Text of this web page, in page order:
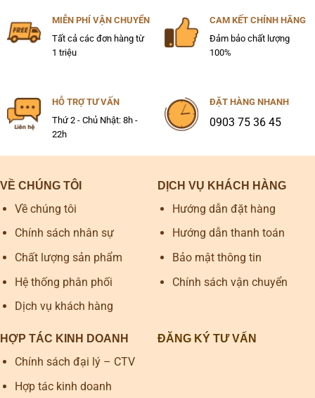
MIỄN PHÍ VẬN CHUYỂN
Tất cả các đơn hàng từ
1 triệu
CAM KẾT CHÍNH HÃNG
Đảm bảo chất lượng
100%
HỖ TRỢ TƯ VẤN
Thứ 2 - Chủ Nhật: 8h -
22h
ĐẶT HÀNG NHANH
0903 75 36 45
VỀ CHÚNG TÔI
Về chúng tôi
Chính sách nhân sự
Chất lượng sản phẩm
Hệ thống phân phối
Dịch vụ khách hàng
DỊCH VỤ KHÁCH HÀNG
Hướng dẫn đặt hàng
Hướng dẫn thanh toán
Bảo mật thông tin
Chính sách vận chuyển
HỢP TÁC KINH DOANH
Chính sách đại lý – CTV
Hợp tác kinh doanh
ĐĂNG KÝ TƯ VẤN